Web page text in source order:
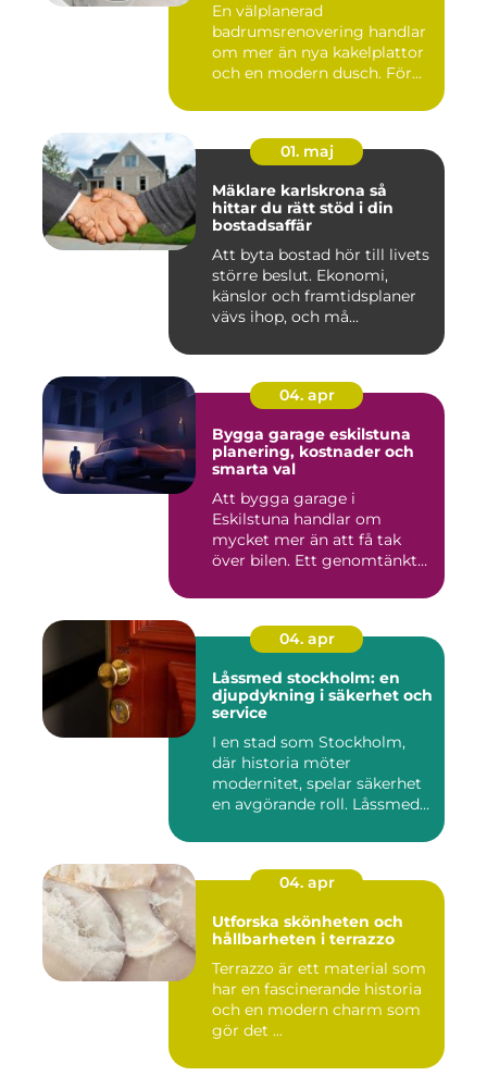
En välplanerad
badrumsrenovering handlar
om mer än nya kakelplattor
och en modern dusch. För
01. maj
Mäklare karlskrona så
hittar du rätt stöd i din
bostadsaffär
Att byta bostad hör till livets
större beslut. Ekonomi,
känslor och framtidsplaner
vävs ihop, och må...
04. apr
Bygga garage eskilstuna
planering, kostnader och
smarta val
Att bygga garage i
Eskilstuna handlar om
mycket mer än att få tak
över bilen. Ett genomtänkt
04. apr
Låssmed stockholm: en
djupdykning i säkerhet och
service
I en stad som Stockholm,
där historia möter
modernitet, spelar säkerhet
en avgörande roll. Låssmed
04. apr
Utforska skönheten och
hållbarheten i terrazzo
Terrazzo är ett material som
har en fascinerande historia
och en modern charm som
gör det ...